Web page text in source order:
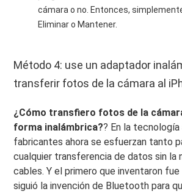
cámara o no. Entonces,
Eliminar o Mantener.
Método 4: use un adaptador
transferir fotos de la cámara al
¿Cómo transfiero fotos de la
forma inalámbrica?? En la
fabricantes ahora se esfuerzan tanto
cualquier transferencia de datos sin la
cables. Y el primero que inventaron
siguió la invención de Bluetooth para